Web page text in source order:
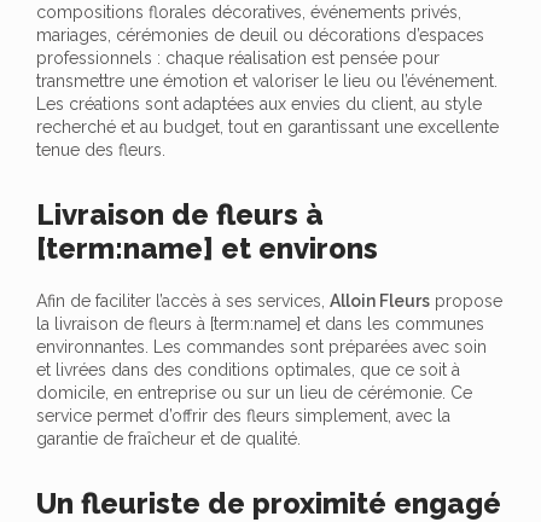
compositions florales décoratives, événements privés,
mariages, cérémonies de deuil ou décorations d’espaces
professionnels : chaque réalisation est pensée pour
transmettre une émotion et valoriser le lieu ou l’événement.
Les créations sont adaptées aux envies du client, au style
recherché et au budget, tout en garantissant une excellente
tenue des fleurs.
Livraison de fleurs à
[term:name] et environs
Afin de faciliter l’accès à ses services, Alloin Fleurs propose
la livraison de fleurs à [term:name] et dans les communes
environnantes. Les commandes sont préparées avec soin
et livrées dans des conditions optimales, que ce soit à
domicile, en entreprise ou sur un lieu de cérémonie. Ce
service permet d’offrir des fleurs simplement, avec la
garantie de fraîcheur et de qualité.
Un fleuriste de proximité engagé